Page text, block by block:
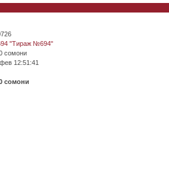
"Тираж №694"
сомони
12:51:41
сомони